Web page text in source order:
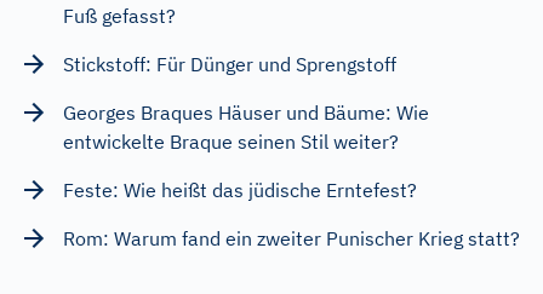
Fuß gefasst?
Stickstoff: Für Dünger und Sprengstoff
Georges Braques Häuser und Bäume: Wie
entwickelte Braque seinen Stil weiter?
Feste: Wie heißt das jüdische Erntefest?
Rom: Warum fand ein zweiter Punischer Krieg statt?